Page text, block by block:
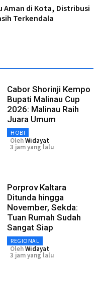
Aman di Kota, Distribusi
Terkendala
Cabor Shorinji Kempo
Bupati Malinau Cup
2026: Malinau Raih
Juara Umum
HOBI
OlehWidayat
3 jam yang lalu
Porprov Kaltara
Ditunda hingga
November, Sekda:
Tuan Rumah Sudah
Sangat Siap
REGIONAL
OlehWidayat
3 jam yang lalu